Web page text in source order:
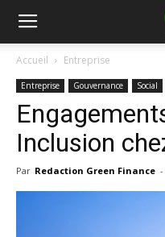
Green
Finance
Accueil Entreprise
Entreprise Gouvernance Social
Inclusion
Par Redaction Green Finance -